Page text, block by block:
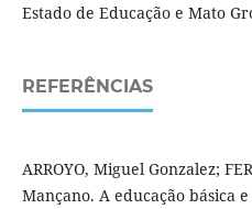
Estado de Educação e Mato
REFERÊNCIAS
ARROYO, Miguel Gonzalez;
Mançano. A educação básica